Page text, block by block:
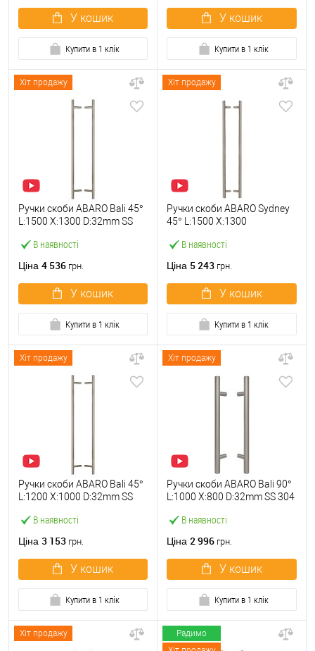
У кошик
Купити в 1 клік
У кошик
Купити в 1 клік
Хіт продажу
В наявності
Ручки скоби ABARO Bali 45°
L:1500 X:1300 D:32mm SS
Ціна 4 536 грн.
У кошик
Купити в 1 клік
Хіт продажу
В наявності
Ручки скоби ABARO Sydney
45° L:1500 X:1300
сталь (комплект)
Ціна 5 243 грн.
У кошик
Купити в 1 клік
Хіт продажу
В наявності
Ручки скоби ABARO Bali 45°
L:1200 X:1000 D:32mm SS
Ціна 3 153 грн.
У кошик
Купити в 1 клік
Хіт продажу
В наявності
Ручки скоби ABARO Bali 90°
L:1000 X:800 D:32mm SS 304
Ціна 2 996 грн.
У кошик
Купити в 1 клік
Хіт продажу
Радимо